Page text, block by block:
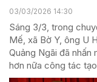
03/03/2026 14:30
Sáng 3/3, trong
Mế, xã Bờ Y, ông U
Quảng Ngãi đã
hơn nữa công tác